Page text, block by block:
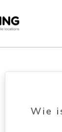
Wie